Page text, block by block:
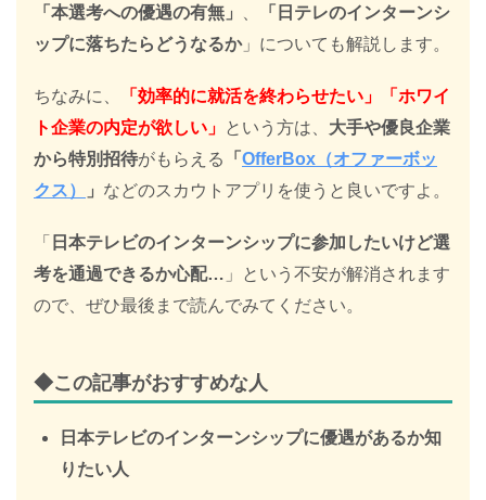
「本選考への優遇の有無」
「 日テレのインターンシ
ップに落ちたらどうなるか」についても解説します。
ちなみに、
「効率的に就活を終わらせたい」「ホワイ
ト企業の内定が欲しい」 という方は、 大手や優良企業
から特別招待がもらえる 「 OfferBox（オファーボッ
クス）
」 などのスカウトアプリを使うと良いですよ。
「 日本テレビのインターンシップに参加したいけど選
考を通過できるか心配… 」という不安が解消されます
ので、ぜひ最後まで読んでみてください。
◆この記事がおすすめな人
日本テレビのインターンシップに優遇があるか知
りたい人